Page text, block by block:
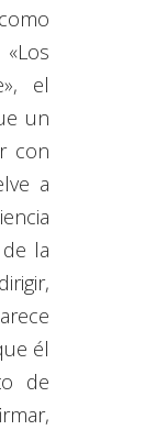
el
un
con
a
la
él
de